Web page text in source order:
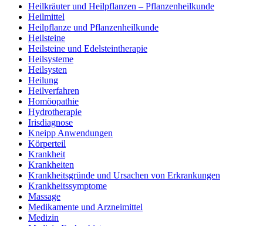
Heilkräuter und Heilpflanzen – Pflanzenheilkunde
Heilmittel
Heilpflanze und Pflanzenheilkunde
Heilsteine
Heilsteine und Edelsteintherapie
Heilsysteme
Heilsysten
Heilung
Heilverfahren
Homöopathie
Hydrotherapie
Irisdiagnose
Kneipp Anwendungen
Körperteil
Krankheit
Krankheiten
Krankheitsgründe und Ursachen von Erkrankungen
Krankheitssymptome
Massage
Medikamente und Arzneimittel
Medizin